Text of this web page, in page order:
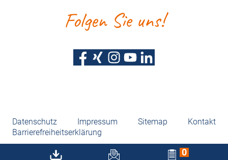
0
Folgen Sie uns!
Datenschutz Impressum Sitemap
Kontakt
Barrierefreiheitserklärung